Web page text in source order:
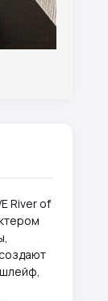
River of